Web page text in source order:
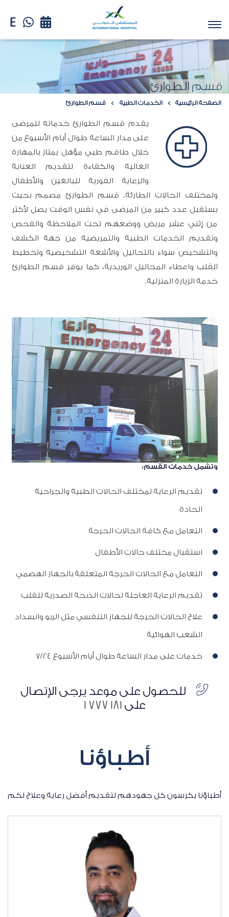
قسم الطوارئ
الصفحة الرئيسية الخدمات الطبية قسم الطوارئ
يقدم قسم الطوارئ خدماته للمرضى
على مدار الساعة طوال أيام الأسبوع من
خلال طاقم طبي مؤهل يمتاز بالمهارة
العالية والكفاءة لتقديم العناية
والرعاية الفورية للبالغين والأطفال
ولمختلف الحالات الطارئة. قسم الطوارئ مصمم بحيث
يستقبل عدد كبير من المرضى في نفس الوقت يصل لأكثر
من إثني عشر مريض ووضعهم تحت الملاحظة والفحص
وتقديم الخدمات الطبية والتمريضية من جهة الكشف
والتشخيص سواء بالتحاليل والأشعة التشخيصية وتخطيط
القلب واعطاء المحاليل الوريدية، كما يوفر قسم الطوارئ
خدمة الزيارة المنزلية.
وتشمل خدمات القسم:
تقديم الرعاية لمختلف الحالات الطبية والجراحية
الحادة
التعامل مع كافة الحالات الحرجة
استقبال مختلف حالات الأطفال
التعامل مع الحالات الحرجة المتعلقة بالجهاز الهضمي
تقديم الرعاية العاجلة لحالات الذبحة الصدرية للقلب
علاج الحالات الحرجة للجهاز التنفسي مثل الربو وانسداد
الشعب الهوائية
خدمات على مدار الساعة طوال أيام الأسبوع 7/24
للحصول على موعد يرجى الإتصال
على 181 777 1
أطباؤنا
أطباؤنا يكرسون كل جهودهم لتقديم أفضل رعاية وعلاج لكم